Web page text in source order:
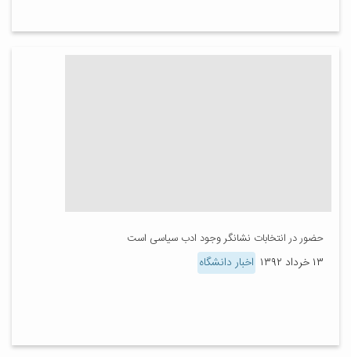
حضور در انتخابات نشانگر وجود ادب سیاسی است
۱۳ خرداد ۱۳۹۲ اخبار دانشگاه